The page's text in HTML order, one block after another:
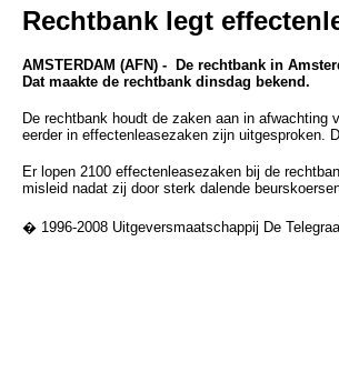
Rechtbank legt
AMSTERDAM (AFN) - De rechtbank in
Dat maakte de rechtbank dinsdag bekend.
De rechtbank houdt de zaken aan in
eerder in effectenleasezaken zijn uitgesproken.
Er lopen 2100 effectenleasezaken bij de
misleid nadat zij door sterk dalende
� 1996-2008 Uitgeversmaatschappij De